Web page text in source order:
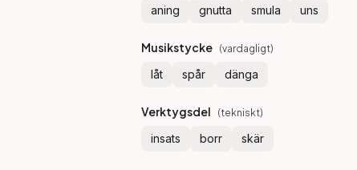
aning gnutta smula uns
Musikstycke (vardagligt)
låt spår dänga
Verktygsdel (tekniskt)
insats borr skär